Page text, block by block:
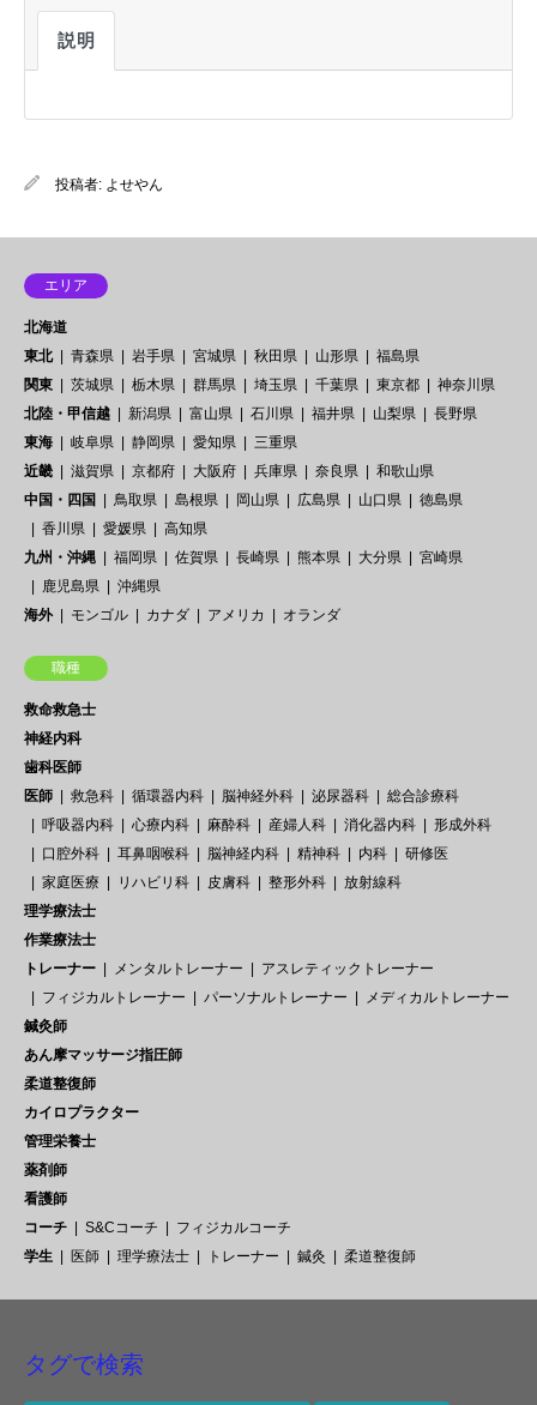
説明
投稿者: よせやん
エリア
北海道
東北
青森県 岩手県 宮城県 秋田県 山形県
福島県
関東
茨城県 栃木県 群馬県 埼玉県 千葉県 東京都
神奈川県
北陸・甲信越
新潟県 富山県 石川県 福井県 山梨県
長野県
東海
岐阜県 静岡県 愛知県
三重県
近畿
滋賀県 京都府 大阪府 兵庫県 奈良県
和歌山県
中国・四国
鳥取県 島根県 岡山県 広島県 山口県
徳島県
香川県
愛媛県
高知県
九州・沖縄
福岡県 佐賀県 長崎県 熊本県 大分県
宮崎県
鹿児島県
沖縄県
海外
モンゴル カナダ アメリカ オランダ
職種
救命救急士
神経内科
歯科医師
医師
救急科 循環器内科 脳神経外科 泌尿器科
総合診療科
呼吸器内科
心療内科 麻酔科 産婦人科 消化器内科
形成外科
口腔外科
耳鼻咽喉科 脳神経内科 精神科 内科
研修医
家庭医療
リハビリ科 皮膚科 整形外科
放射線科
理学療法士
作業療法士
トレーナー
メンタルトレーナー
アスレティックトレーナー
フィジカルトレーナー
パーソナルトレーナー
メディカルトレーナー
鍼灸師
あん摩マッサージ指圧師
柔道整復師
カイロプラクター
管理栄養士
薬剤師
看護師
コーチ
S&Cコーチ
フィジカルコーチ
学生
医師 理学療法士 トレーナー 鍼灸 柔道整復師
タグで検索